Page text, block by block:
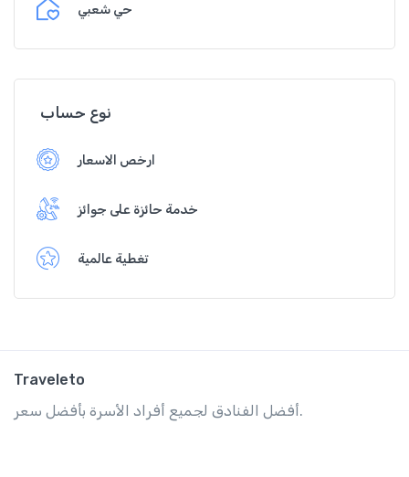
حي شعبي
نوع حساب
ارخص الاسعار
خدمة حائزة على جوائز
تغطية عالمية
Traveleto
أفضل الفنادق لجميع أفراد الأسرة بأفضل سعر.